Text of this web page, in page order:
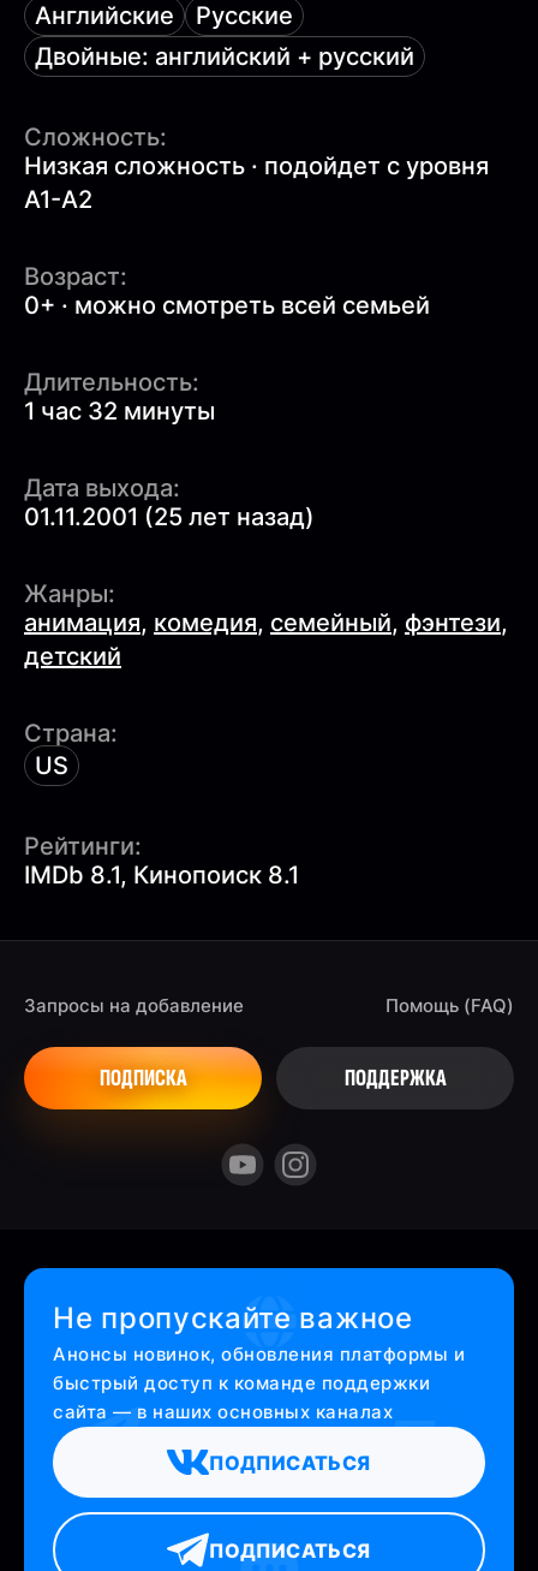
Английские
Русские
Двойные: английский + русский
Сложность:
Низкая сложность · подойдет с уровня
A1-A2
Возраст:
0+ · можно смотреть всей семьей
Длительность:
1 час 32 минуты
Дата выхода:
01.11.2001 (25 лет назад)
Жанры:
анимация, комедия, семейный, фэнтези,
детский
Страна:
US
Рейтинги:
IMDb 8.1, Кинопоиск 8.1
Запросы на добавление
ПОДПИСКА
Помощь (FAQ)
ПОДДЕРЖКА
Не пропускайте важное
Анонсы новинок, обновления платформы и
быстрый доступ к команде поддержки
сайта — в наших основных каналах
ПОДПИСАТЬСЯ
ПОДПИСАТЬСЯ